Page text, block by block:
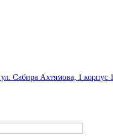
ул. Сабира Ахтямова, 1 корпус 1